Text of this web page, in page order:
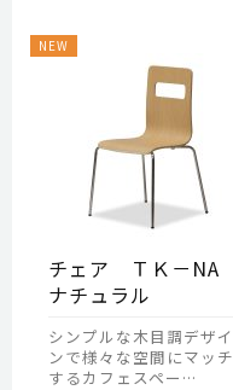
チェア ＴＫ－NA
ナチュラル
シンプルな木目調デザイ
ンで様々な空間にマッチ
するカフェスペー…